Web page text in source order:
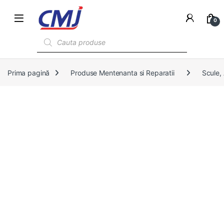
0
Prima pagină Produse Mentenanta si Reparatii Scule,